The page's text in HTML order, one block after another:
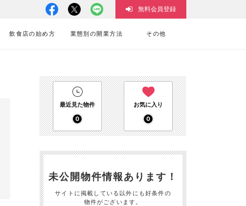
飲食店の始め方 業態別の開業方法 その他
無料会員登録
最近見た物件
0
お気に入り
0
未公開物件情報あります！
サイトに掲載している以外にも好条件の
物件がございます。